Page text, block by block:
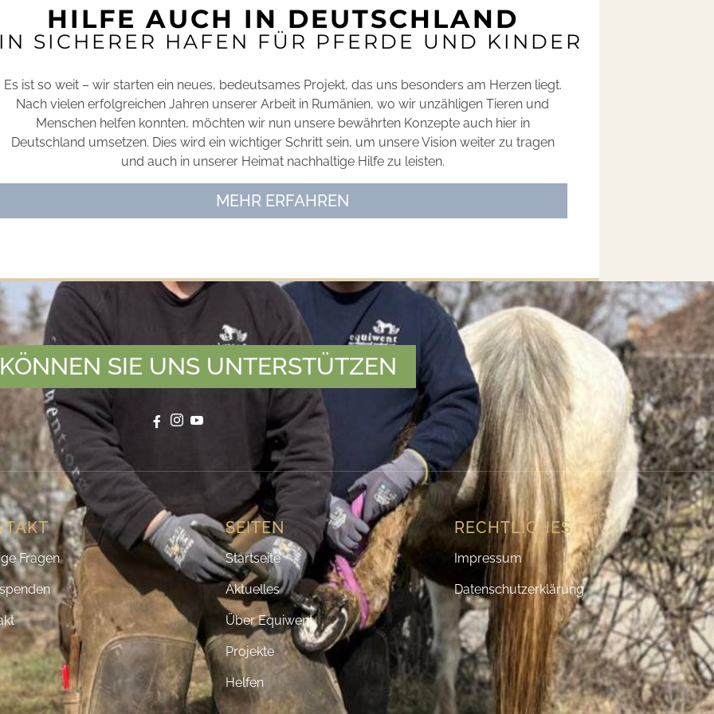
HILFE AUCH IN DEUTSCHLAND
SICHERER HAFEN FÜR PFERDE UND KINDER
Es ist so weit – wir starten ein neues, bedeutsames Projekt, das uns besonders am Herzen liegt.
Nach vielen erfolgreichen Jahren unserer Arbeit in Rumänien, wo wir unzähligen Tieren und
Menschen helfen konnten, möchten wir nun unsere bewährten Konzepte auch hier in
Deutschland umsetzen. Dies wird ein wichtiger Schritt sein, um unsere Vision weiter zu tragen
und auch in unserer Heimat nachhaltige Hilfe zu leisten.
MEHR ERFAHREN
SIE UNS UNTERSTÜTZEN
Fragen
SEITEN
Startseite
Aktuelles
Über Equiwent
Projekte
Helfen
RECHTLICHES
Impressum
Datenschutzerklärung